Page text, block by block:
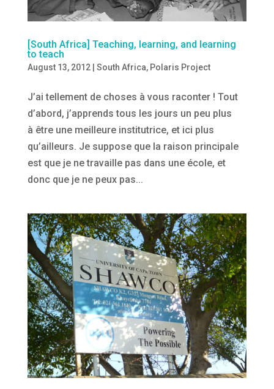
[South Africa] Teaching, learning, and learning
to teach
August 13, 2012| South Africa, Polaris Project
J’ai tellement de choses à vous raconter ! Tout
d’abord, j’apprends tous les jours un peu plus
à être une meilleure institutrice, et ici plus
qu’ailleurs. Je suppose que la raison principale
est que je ne travaille pas dans une école, et
donc que je ne peux pas...